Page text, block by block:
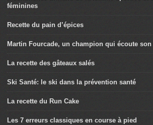
féminines
Recette du pain d’épices
Martin Fourcade, un champion qui écoute
La recette des gâteaux salés
Ski Santé: le ski dans la prévention santé
La recette du Run Cake
Les 7 erreurs classiques en course à pied